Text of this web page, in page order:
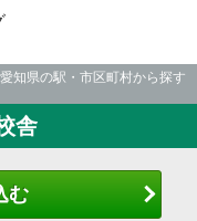
愛知県の駅・市区町村から探す
舎
む